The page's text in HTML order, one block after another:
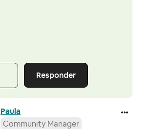
Responder
Paula
Community Manager